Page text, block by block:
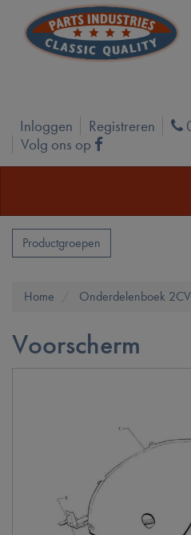
Inloggen Registreren
Volg ons op
Facebook
Productgroepen
Home Onderdelenboek 2CV
Voorscherm